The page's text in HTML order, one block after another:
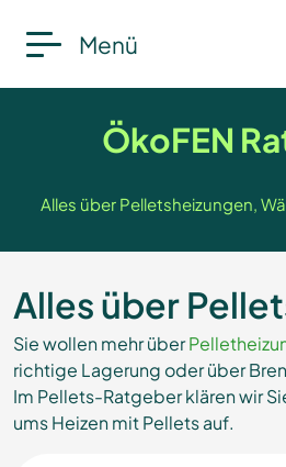
Menü
ÖkoFEN
Alles über Pelletsheizungen,
Alles über
Sie wollen mehr über
richtige Lagerung oder über
Im Pellets-Ratgeber klären wir
ums Heizen mit Pellets auf.